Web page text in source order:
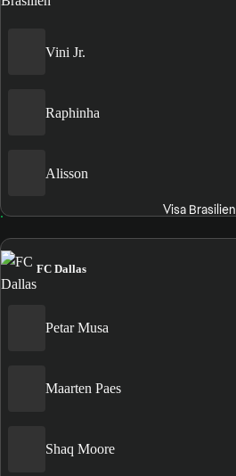
Vini Jr.
Raphinha
Alisson
Visa Brasilien
FC Dallas
Petar Musa
Maarten Paes
Shaq Moore